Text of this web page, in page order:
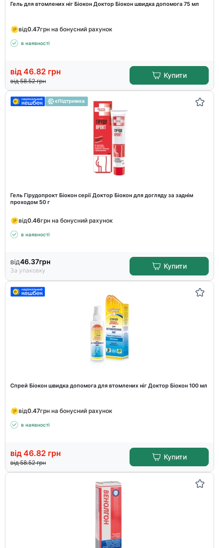
Гель для втомлених ніг Біокон Доктор Біокон швидка допомога 75 мл
від0.47грн на бонусний рахунок
в наявності
від 46.82 грн
від 58.52грн
Купити
Гель Гірудопрокт Біокон серії Доктор Біокон для догляду за заднім
проходом 50 г
від0.46грн на бонусний рахунок
в наявності
від46.37грн
За упаковку
Купити
Спрей Біокон швидка допомога для втомлених ніг Доктор Біокон 100 мл
від0.47грн на бонусний рахунок
в наявності
від 46.82 грн
від 58.52грн
Купити